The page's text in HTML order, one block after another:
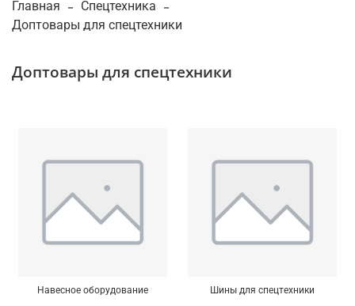
Главная
Спецтехника
Доптовары для спецтехники
Доптовары для спецтехники
Навесное оборудование Шины для спецтехники